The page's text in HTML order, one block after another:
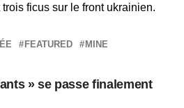
ficus sur le front ukrainien.
FEATURED MINE
» se passe finalement